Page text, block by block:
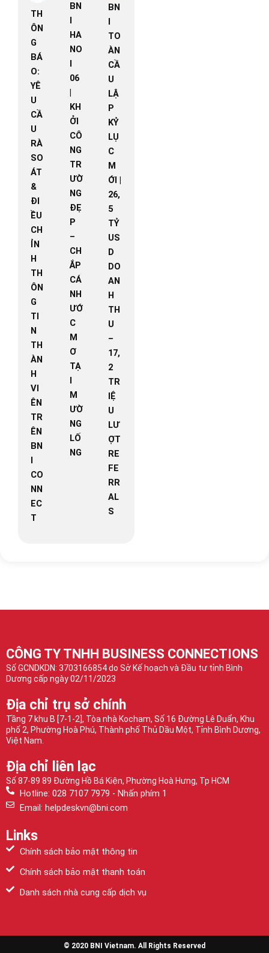
TH
ÔN
G
BÁ
O:
YÊ
U
CẦ
U
RÀ
SO
ÁT
&
ĐI
ỀU
CH
ỈN
H
TH
ÔN
G
TI
N
TH
ÀN
H
VI
ÊN
TR
ÊN
BN
I
CO
NN
EC
T
BN
I
HA
NO
I
06
|
KH
ỞI
CÔ
NG
TR
ƯỜ
NG
ĐẸ
P
–
CH
ẮP
CÁ
NH
ƯỚ
C
M
Ơ
TẠ
I
M
ƯỜ
NG
LỐ
NG
BN
I
TO
ÀN
CẦ
U
LẬ
P
KỶ
LỤ
C
M
ỚI |
26,
5
TỶ
US
D
DO
AN
H
TH
U
–
17,
2
TR
IỆ
U
LƯ
ỢT
RE
FE
RR
AL
S
CÔNG TY TNHH BUSINESS CONNECTIONS
Số GCNDKDN: 3703166854 do Sở Kế hoạch và Đầu tư tỉnh Bình
Dương cấp ngày 02/11/2023
Địa chỉ trụ sở chính
Tầng 7 khu B [7-1-2], Tòa nhà Kocham, Số 16 Đường Lê Duẩn, Khu
phố 2, Phường Hoà Phú, Thành phố Thủ Dầu Một, Tỉnh Bình Dương,
Việt Nam.
Địa chỉ liên lạc
Số 87-89 89 Đường Hồ Bá Kiện, Phường Hoà Hưng, Tp HCM
Hotline: 028 7107 7979 - Nhấn phím 1
Email: helpdeskvn@bni.com
Links
Chính sách bảo mật thông tin
Chính sách bảo mật thanh toán
Danh sách nhà cung cấp dịch vụ
© 2020 BNI Vietnam. All Rights Reserved